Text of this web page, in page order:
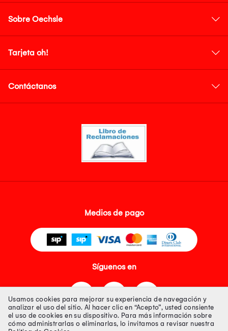
Sobre Oechsle
Tarjeta oh!
Contáctanos
Medios de pago
Síguenos en
Usamos cookies para mejorar su experiencia de navegación y
analizar el uso del sitio. Al hacer clic en “Acepto”, usted consiente
el uso de cookies en su dispositivo. Para más información sobre
cómo administrarlas o eliminarlas, lo invitamos a revisar nuestra